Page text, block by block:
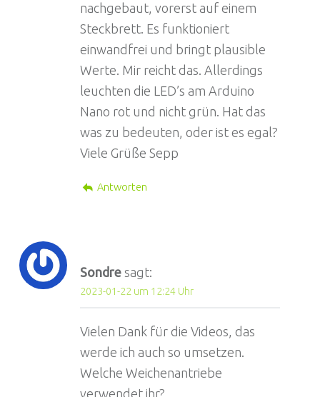
nachgebaut, vorerst auf einem
Steckbrett. Es funktioniert
einwandfrei und bringt plausible
Werte. Mir reicht das. Allerdings
leuchten die LED’s am Arduino
Nano rot und nicht grün. Hat das
was zu bedeuten, oder ist es egal?
Viele Grüße Sepp
Antworten
Sondre sagt:
2023-01-22 um 12:24 Uhr
Vielen Dank für die Videos, das
werde ich auch so umsetzen.
Welche Weichenantriebe
verwendet ihr?